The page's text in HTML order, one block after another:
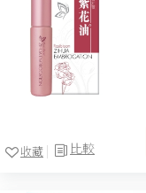
比較
收藏